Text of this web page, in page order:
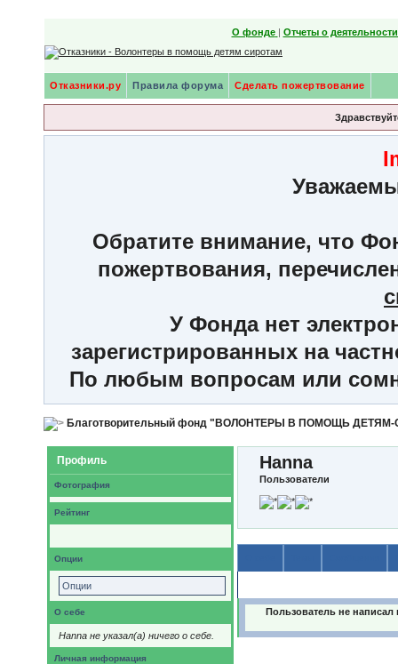
О фонде | Отчеты о
Отказники.ру Правила форума Сделать пожертвование
Обратите внимание, что
пожертвования,
У Фонда нет
зарегистрированных на
По любым вопросам или
Благотворительный фонд "ВОЛОНТЕРЫ В ПОМОЩЬ
Профиль
Фотография
Рейтинг
Опции
Опции
О себе
Hanna не указал(а) ничего о себе.
Личная информация
Hanna
Пользователи
Пользователь не написал